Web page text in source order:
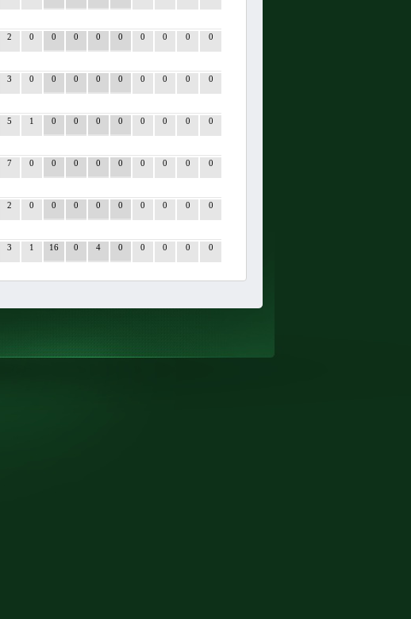
2 0 0 0 0 0 0 0 0 0
3 0 0 0 0 0 0 0 0 0
5 1 0 0 0 0 0 0 0 0
7 0 0 0 0 0 0 0 0 0
2 0 0 0 0 0 0 0 0 0
3 1 16 0 4 0 0 0 0 0